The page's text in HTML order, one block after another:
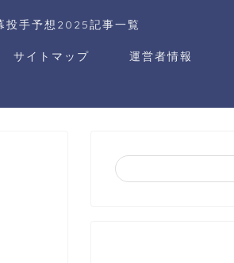
投手予想2025記事一覧
サイトマップ 運営者情報